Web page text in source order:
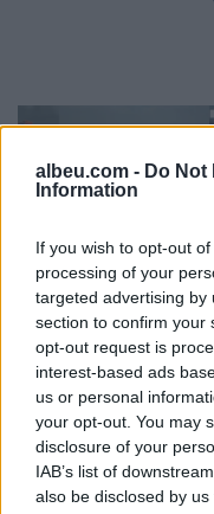
albeu.com - Do Not
Information
If you wish to opt-out
processing of your
targeted advertising by
section to confirm your
opt-out request is
interest-based ads
us or personal
your opt-out. You may
disclosure of your
IAB’s list of
also be disclosed by
Hyri me Jet Ski në
hapësirën e
Zvërnec, gjobitet me
mijë lekë drejtuesi